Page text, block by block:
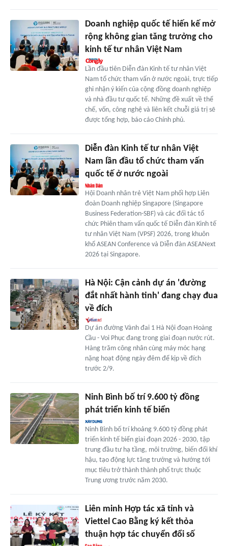
Doanh nghiệp quốc tế hiến kế mở
rộng không gian tăng trưởng cho
kinh tế tư nhân Việt Nam
Lần đầu tiên Diễn đàn Kinh tế tư nhân Việt
Nam tổ chức tham vấn ở nước ngoài, trực tiếp
ghi nhận ý kiến của cộng đồng doanh nghiệp
và nhà đầu tư quốc tế. Những đề xuất về thể
chế, vốn, công nghệ và liên kết chuỗi giá trị sẽ
được tổng hợp, báo cáo Chính phủ.
Diễn đàn Kinh tế tư nhân Việt
Nam lần đầu tổ chức tham vấn
quốc tế ở nước ngoài
Hội Doanh nhân trẻ Việt Nam phối hợp Liên
đoàn Doanh nghiệp Singapore (Singapore
Business Federation-SBF) và các đối tác tổ
chức Phiên tham vấn quốc tế Diễn đàn Kinh tế
tư nhân Việt Nam (VPSF) 2026, trong khuôn
khổ ASEAN Conference và Diễn đàn ASEANext
2026 tại Singapore.
Hà Nội: Cận cảnh dự án 'đường
đắt nhất hành tinh' đang chạy đua
về đích
Dự án đường Vành đai 1 Hà Nội đoạn Hoàng
Cầu - Voi Phục đang trong giai đoạn nước rút.
Hàng trăm công nhân cùng máy móc hạng
nặng hoạt động ngày đêm để kịp về đích
trước 2/9.
Ninh Bình bố trí 9.600 tỷ đồng
phát triển kinh tế biển
Ninh Bình bố trí khoảng 9.600 tỷ đồng phát
triển kinh tế biển giai đoạn 2026 - 2030, tập
trung đầu tư hạ tầng, môi trường, biến đổi khí
hậu, tạo động lực tăng trưởng và hướng tới
mục tiêu trở thành thành phố trực thuộc
Trung ương trước năm 2030.
Liên minh Hợp tác xã tỉnh và
Viettel Cao Bằng ký kết thỏa
thuận hợp tác chuyển đổi số